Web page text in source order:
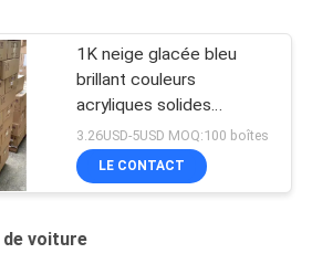
1K neige glacée bleu
brillant couleurs
acryliques solides
Peinture automobile pour
réparation de carrosserie
de voiture d'occasion
3.26USD-5USD MOQ:100 boîtes
LE CONTACT
voiture